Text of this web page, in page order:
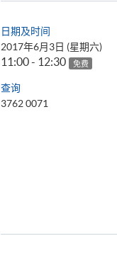
日期及时间
2017年6月3日 (星期六)
11:00 - 12:30 免费
查询
3762 0071